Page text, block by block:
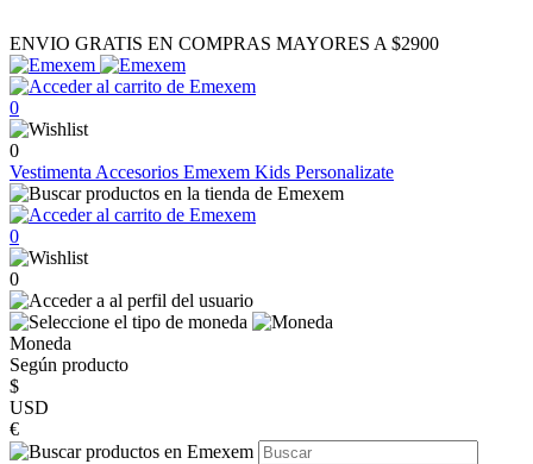
ENVIO GRATIS EN COMPRAS MAYORES A $2900
0
0
Vestimenta Accesorios Emexem Kids Personalizate
0
0
Moneda
Según producto
$
USD
€